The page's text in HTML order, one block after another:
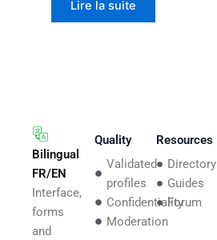
Lire la suite
Bilingual
FR/EN
Interface,
forms
and
Quality
Validated
profiles
Confidentiality
Moderation
Resources
Directory
Guides
Forum